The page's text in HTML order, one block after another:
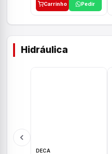
Carrinho Pedir
Hidráulica
DECA